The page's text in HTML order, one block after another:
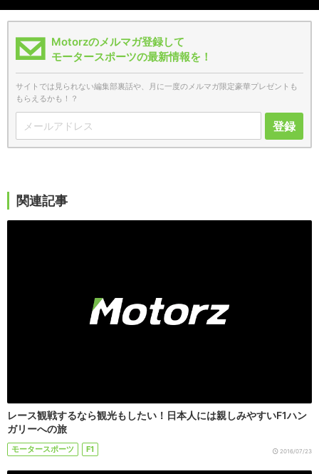
Motorzのメルマガ登録して
モータースポーツの最新情報を！
サイトでは見られない編集部裏話や、月に一度のメルマガ限定豪華プレゼントも
もらえるかも！？
登録
関連記事
レース観戦するなら観光もしたい！日本人には親しみやすいF1ハン
ガリーへの旅
モータースポーツ F1 2016/07/23